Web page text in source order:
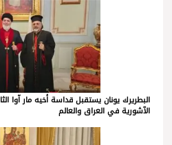
البطريرك يونان يستقبل قداسة أخيه مار آوا
الآشورية في العراق والعالم